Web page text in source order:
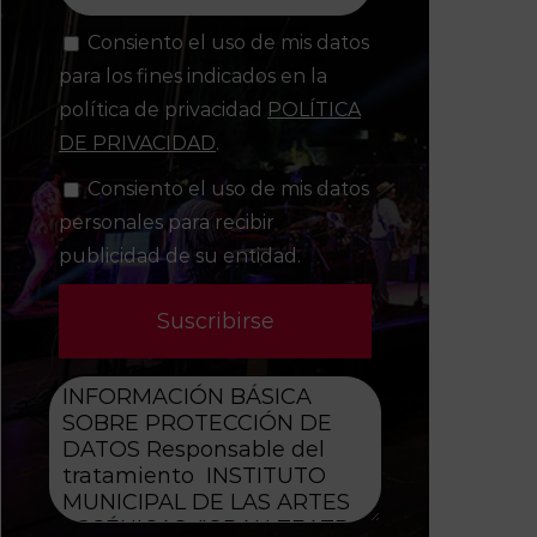
Consiento el uso de mis datos
para los fines indicados en la
política de privacidad POLÍTICA
DE PRIVACIDAD.
Consiento el uso de mis datos
personales para recibir
publicidad de su entidad.